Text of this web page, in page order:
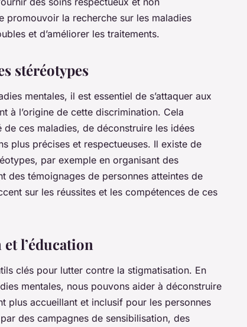
promouvoir la recherche sur les maladies
et d’améliorer les traitements.
stéréotypes
mentales, il est essentiel de s’attaquer aux
à l’origine de cette discrimination. Cela
ces maladies, de déconstruire les idées
plus précises et respectueuses. Il existe de
par exemple en organisant des
des témoignages de personnes atteintes de
sur les réussites et les compétences de ces
l’éducation
clés pour lutter contre la stigmatisation. En
mentales, nous pouvons aider à déconstruire
plus accueillant et inclusif pour les personnes
des campagnes de sensibilisation, des